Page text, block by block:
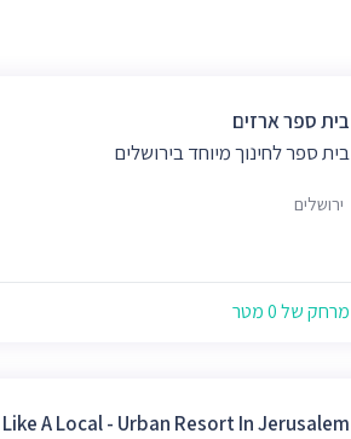
בית ספר ארזים
בית ספר לחינוך מיוחד בירושלים
ירושלים
מרחק של 0 מטר
Like A Local - Urban Resort In Jerusalem